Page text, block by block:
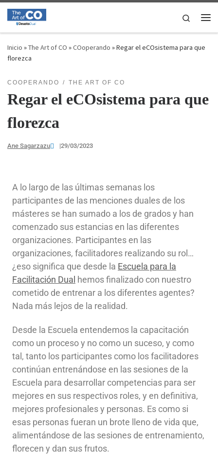
Saltar al contenido Search
Inicio »The Art of CO »COoperando »Regar el eCOsistema para que
florezca
COOPERANDO THE ART OF CO
Regar el eCOsistema para que
florezca
Ane Sagarzazu |29/03/2023
A lo largo de las últimas semanas los
participantes de las menciones duales de los
másteres se han sumado a los de grados y han
comenzado sus estancias en las diferentes
organizaciones. Participantes en las
organizaciones, facilitadores realizando su rol…
¿eso significa que desde la Escuela para la
Facilitación Dual hemos finalizado con nuestro
cometido de entrenar a los diferentes agentes?
Nada más lejos de la realidad.
Desde la Escuela entendemos la capacitación
como un proceso y no como un suceso, y como
tal, tanto los participantes como los facilitadores
continúan entrenándose en las sesiones de la
Escuela para desarrollar competencias para ser
mejores en sus respectivos roles, y en definitiva,
mejores profesionales y personas. Es como si
esas personas fueran un brote lleno de vida que,
alimentándose de las sesiones de entrenamiento,
florecen y dan sus frutos.